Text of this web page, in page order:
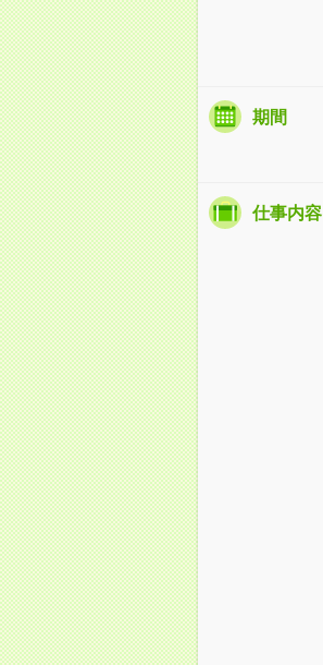
期間
仕事内容